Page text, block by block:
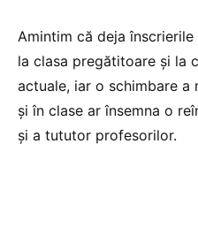
Amintim că deja
la clasa pregătitoare și la
actuale, iar o schimbare a
și în clase ar însemna o
și a tututor profesorilor.